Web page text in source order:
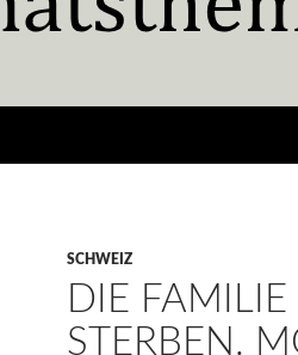
SCHWEIZ
DIE
STERBEN.